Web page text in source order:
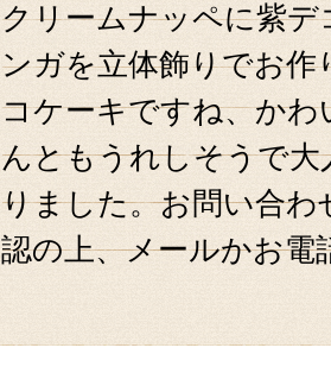
クリームナッペに紫
ンガを立体飾りでお
コケーキですね、か
んともうれしそうで
りました。お問い合
認の上、メールかお電